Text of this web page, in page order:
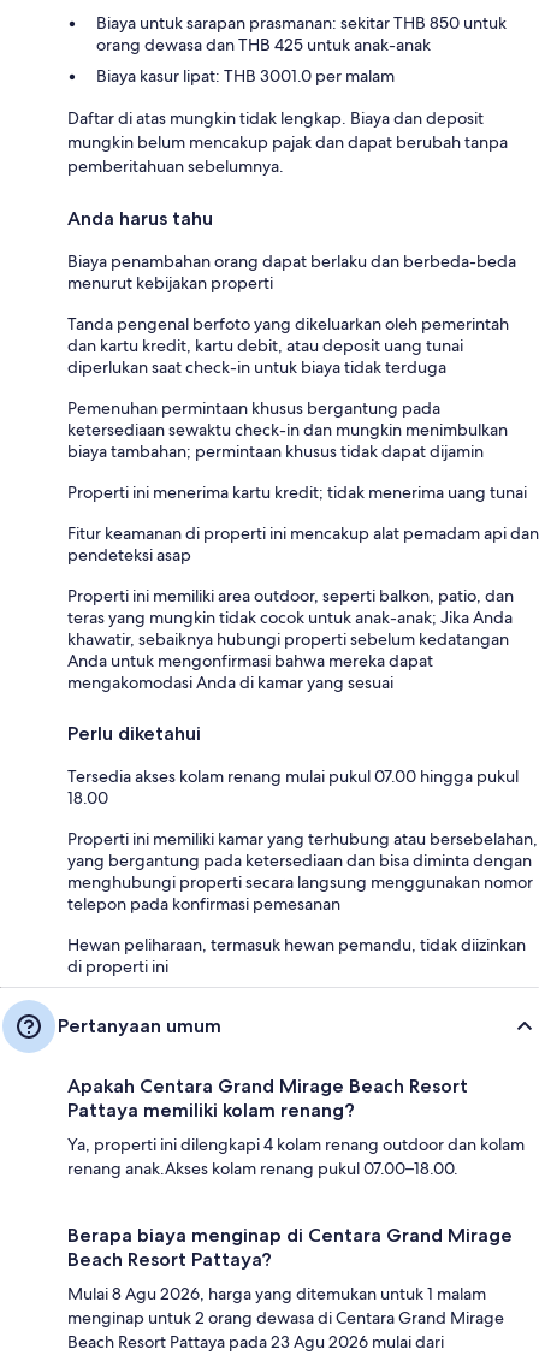
Biaya untuk sarapan prasmanan: sekitar THB 850 untuk
orang dewasa dan THB 425 untuk anak-anak
Biaya kasur lipat: THB 3001.0 per malam
Daftar di atas mungkin tidak lengkap. Biaya dan deposit
mungkin belum mencakup pajak dan dapat berubah tanpa
pemberitahuan sebelumnya.
Anda harus tahu
Biaya penambahan orang dapat berlaku dan berbeda-beda
menurut kebijakan properti
Tanda pengenal berfoto yang dikeluarkan oleh pemerintah
dan kartu kredit, kartu debit, atau deposit uang tunai
diperlukan saat check-in untuk biaya tidak terduga
Pemenuhan permintaan khusus bergantung pada
ketersediaan sewaktu check-in dan mungkin menimbulkan
biaya tambahan; permintaan khusus tidak dapat dijamin
Properti ini menerima kartu kredit; tidak menerima uang tunai
Fitur keamanan di properti ini mencakup alat pemadam api dan
pendeteksi asap
Properti ini memiliki area outdoor, seperti balkon, patio, dan
teras yang mungkin tidak cocok untuk anak-anak; Jika Anda
khawatir, sebaiknya hubungi properti sebelum kedatangan
Anda untuk mengonfirmasi bahwa mereka dapat
mengakomodasi Anda di kamar yang sesuai
Perlu diketahui
Tersedia akses kolam renang mulai pukul 07.00 hingga pukul
18.00
Properti ini memiliki kamar yang terhubung atau bersebelahan,
yang bergantung pada ketersediaan dan bisa diminta dengan
menghubungi properti secara langsung menggunakan nomor
telepon pada konfirmasi pemesanan
Hewan peliharaan, termasuk hewan pemandu, tidak diizinkan
di properti ini
Pertanyaan umum
Apakah Centara Grand Mirage Beach Resort
Pattaya memiliki kolam renang?
Ya, properti ini dilengkapi 4 kolam renang outdoor dan kolam
renang anak.Akses kolam renang pukul 07.00–18.00.
Berapa biaya menginap di Centara Grand Mirage
Beach Resort Pattaya?
Mulai 8 Agu 2026, harga yang ditemukan untuk 1 malam
menginap untuk 2 orang dewasa di Centara Grand Mirage
Beach Resort Pattaya pada 23 Agu 2026 mulai dari